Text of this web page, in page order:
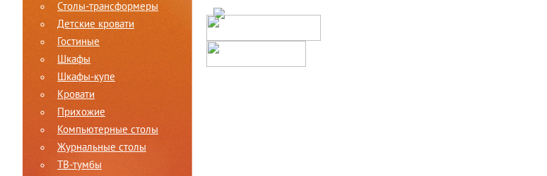
Столы-трансформеры
Детские кровати
Гостиные
Шкафы
Шкафы-купе
Кровати
Прихожие
Компьютерные столы
Журнальные столы
ТВ-тумбы